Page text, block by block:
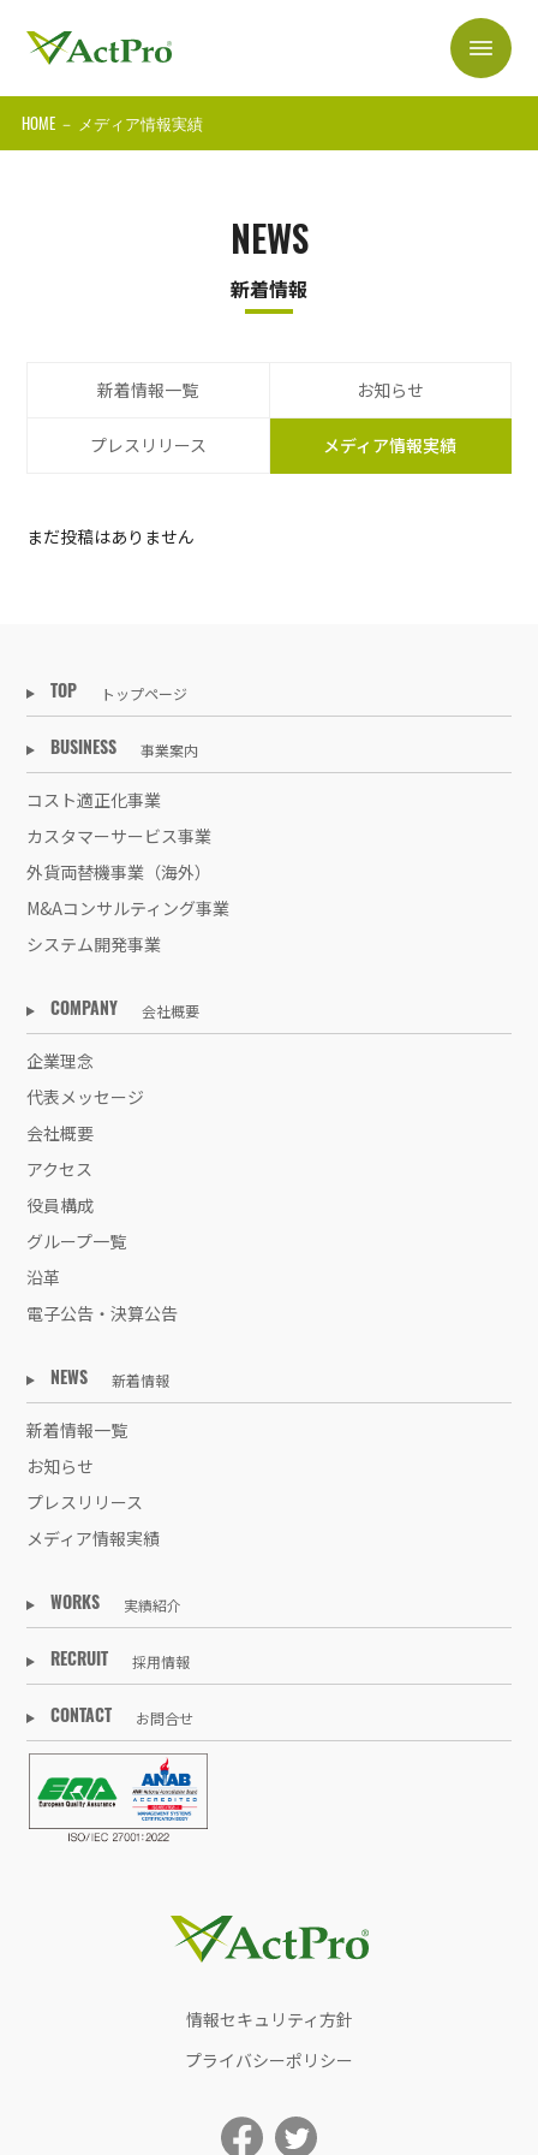
HOME－ メディア情報実績
NEWS
新着情報
新着情報一覧 お知らせ
プレスリリース メディア情報実績
まだ投稿はありません
TOP トップページ
BUSINESS 事業案内
コスト適正化事業
カスタマーサービス事業
外貨両替機事業（海外）
M&Aコンサルティング事業
システム開発事業
COMPANY 会社概要
企業理念
代表メッセージ
会社概要
アクセス
役員構成
グループ一覧
沿革
電子公告・決算公告
NEWS 新着情報
新着情報一覧
お知らせ
プレスリリース
メディア情報実績
WORKS 実績紹介
RECRUIT 採用情報
CONTACT お問合せ
情報セキュリティ方針
プライバシーポリシー